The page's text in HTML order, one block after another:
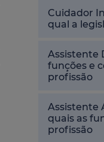
Cuidador
qual a
Assistente
funções e
profissão
Assistente
quais as
profissão